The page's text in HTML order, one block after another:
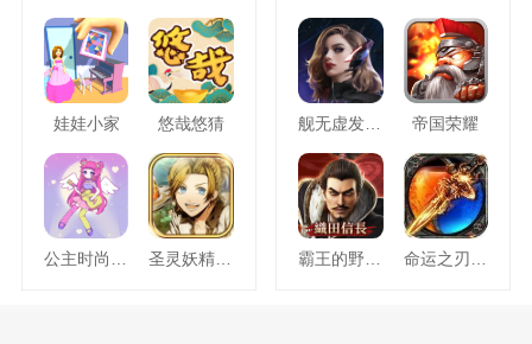
娃娃小家 悠哉悠猜 帝国荣耀